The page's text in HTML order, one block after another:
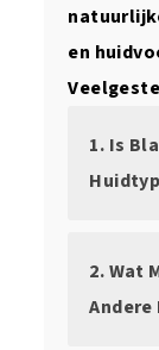
en
1. Is
2. Wat